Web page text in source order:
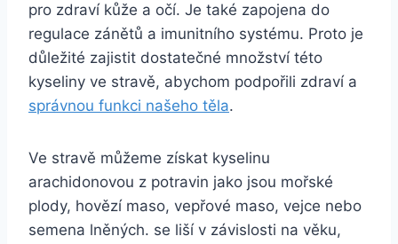
pro zdraví kůže a očí. Je také zapojena do
regulace zánětů a imunitního systému. Proto je
důležité zajistit dostatečné množství této
kyseliny ve stravě, abychom podpořili zdraví a
správnou funkci našeho těla.
Ve stravě můžeme získat kyselinu
arachidonovou z potravin jako jsou mořské
plody, hovězí maso, vepřové maso, vejce nebo
semena lněných. se liší v závislosti na věku,